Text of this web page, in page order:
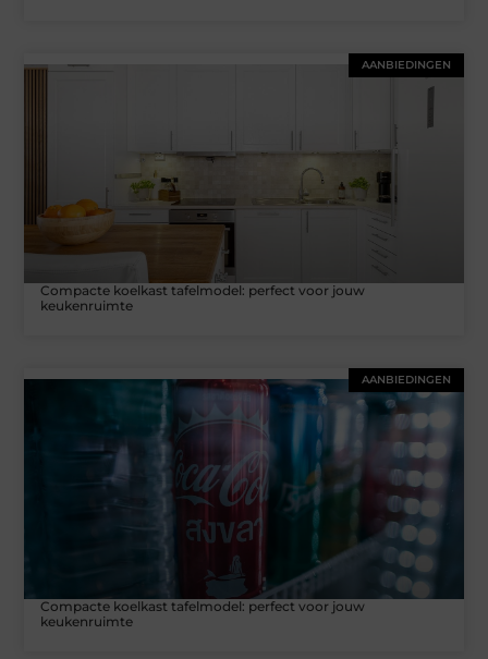
AANBIEDINGEN
Compacte koelkast tafelmodel: perfect voor jouw
keukenruimte
AANBIEDINGEN
Compacte koelkast tafelmodel: perfect voor jouw
keukenruimte